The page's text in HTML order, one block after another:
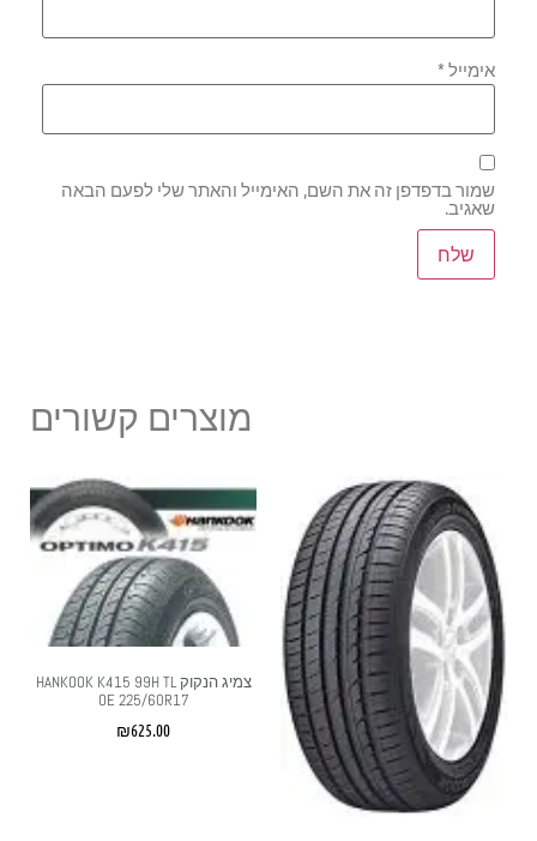
אימייל*
שמור בדפדפן זה את השם, האימייל והאתר שלי לפעם הבאה
שאגיב.
מוצרים קשורים
צמיג הנקוק HANKOOK K415 99H TL
OE 225/60R17
₪625.00